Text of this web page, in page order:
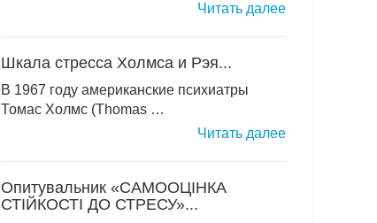
Читать далее
Шкала стресса Холмса и Рэя...
В 1967 году американские психиатры
Томас Холмс (Thomas …
Читать далее
Опитувальник «САМООЦІНКА
СТІЙКОСТІ ДО СТРЕСУ»...